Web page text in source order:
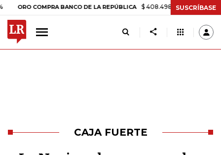
COMPRA BANCO DE LA REPÚBLICA $ 408.498,97 +$ 8.753,81
SUSCRÍBASE
CAJA FUERTE